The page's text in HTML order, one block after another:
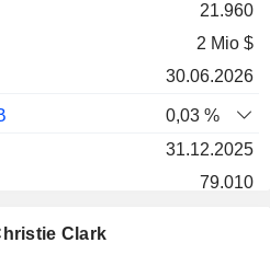
21.960
2 Mio $
30.06.2026
0,03 %
31.12.2025
79.010
Clark